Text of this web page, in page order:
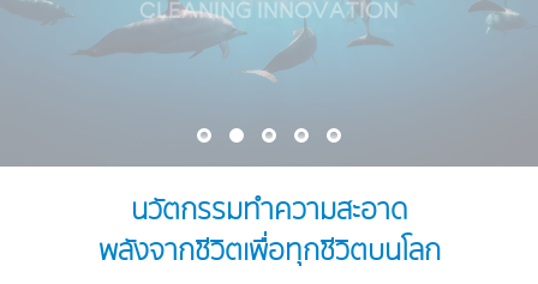
SO WE CARE
นวัตกรรมทําความสะอาด
พลังจากชีวิตเพื่อทุกชีวิตบนโลก